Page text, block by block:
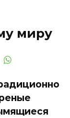
миру